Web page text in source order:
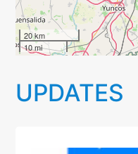
20 km
10 mi
UPDATES